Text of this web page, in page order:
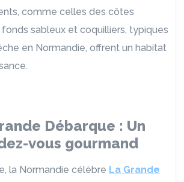
comme celles des côtes
sableux et coquilliers, typiques
en Normandie, offrent un habitat
Débarque : Un
vous gourmand
la Normandie célèbre La Grande